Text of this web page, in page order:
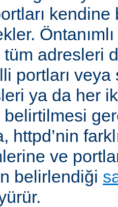
adresleri
portları
ya da her
httpd’nin
ve
belirlendiği